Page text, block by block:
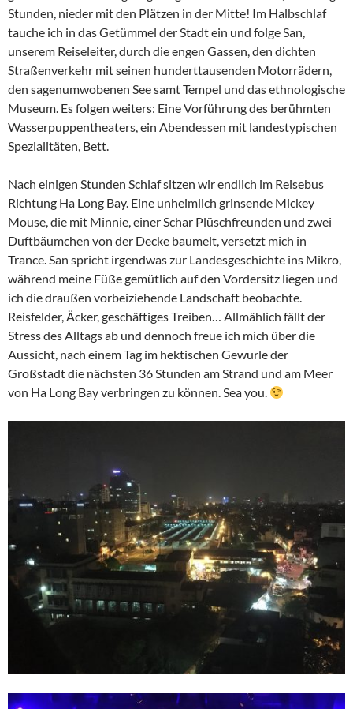
Stunden, nieder mit den Plätzen in der Mitte! Im Halbschlaf
tauche ich in das Getümmel der Stadt ein und folge San,
unserem Reiseleiter, durch die engen Gassen, den dichten
Straßenverkehr mit seinen hunderttausenden Motorrädern,
den sagenumwobenen See samt Tempel und das ethnologische
Museum. Es folgen weiters: Eine Vorführung des berühmten
Wasserpuppentheaters, ein Abendessen mit landestypischen
Spezialitäten, Bett.
Nach einigen Stunden Schlaf sitzen wir endlich im Reisebus
Richtung Ha Long Bay. Eine unheimlich grinsende Mickey
Mouse, die mit Minnie, einer Schar Plüschfreunden und zwei
Duftbäumchen von der Decke baumelt, versetzt mich in
Trance. San spricht irgendwas zur Landesgeschichte ins Mikro,
während meine Füße gemütlich auf den Vordersitz liegen und
ich die draußen vorbeiziehende Landschaft beobachte.
Reisfelder, Äcker, geschäftiges Treiben… Allmählich fällt der
Stress des Alltags ab und dennoch freue ich mich über die
Aussicht, nach einem Tag im hektischen Gewurle der
Großstadt die nächsten 36 Stunden am Strand und am Meer
von Ha Long Bay verbringen zu können. Sea you.